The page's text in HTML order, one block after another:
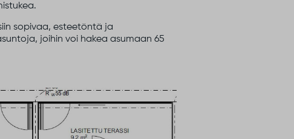
sopivaa, esteetöntä ja
joihin voi hakea asumaan 65